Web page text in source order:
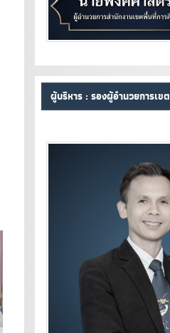
ผู้บริหาร : รองผู้อำนวยการเขต